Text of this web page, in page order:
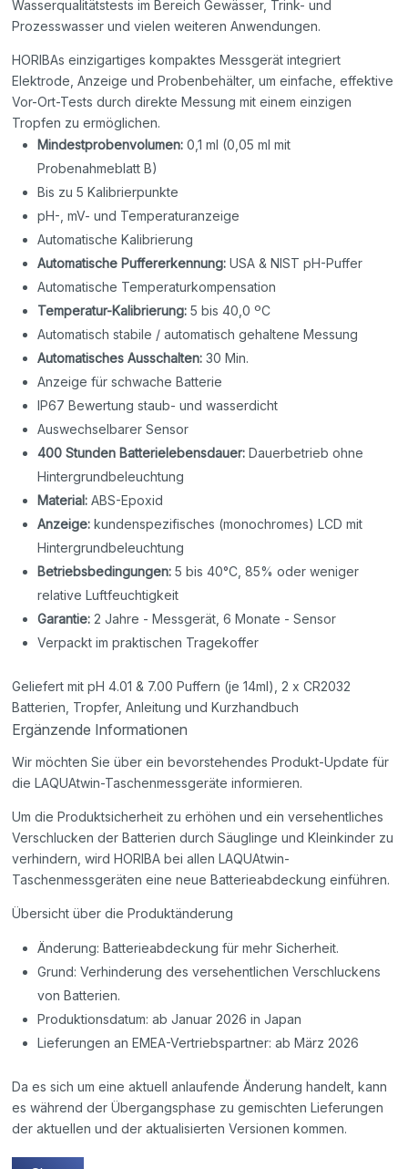
Wasserqualitätstests im Bereich Gewässer, Trink- und
Prozesswasser und vielen weiteren Anwendungen.
HORIBAs einzigartiges kompaktes Messgerät integriert
Elektrode, Anzeige und Probenbehälter, um einfache, effektive
Vor-Ort-Tests durch direkte Messung mit einem einzigen
Tropfen zu ermöglichen.
Mindestprobenvolumen: 0,1 ml (0,05 ml mit
Probenahmeblatt B)
Bis zu 5 Kalibrierpunkte
pH-, mV- und Temperaturanzeige
Automatische Kalibrierung
Automatische Puffererkennung: USA & NIST pH-Puffer
Automatische Temperaturkompensation
Temperatur-Kalibrierung: 5 bis 40,0 ºC
Automatisch stabile / automatisch gehaltene Messung
Automatisches Ausschalten: 30 Min.
Anzeige für schwache Batterie
IP67 Bewertung staub- und wasserdicht
Auswechselbarer Sensor
400 Stunden Batterielebensdauer: Dauerbetrieb ohne
Hintergrundbeleuchtung
Material: ABS-Epoxid
Anzeige: kundenspezifisches (monochromes) LCD mit
Hintergrundbeleuchtung
Betriebsbedingungen: 5 bis 40°C, 85% oder weniger
relative Luftfeuchtigkeit
Garantie: 2 Jahre - Messgerät, 6 Monate - Sensor
Verpackt im praktischen Tragekoffer
Geliefert mit pH 4.01 & 7.00 Puffern (je 14ml), 2 x CR2032
Batterien, Tropfer, Anleitung und Kurzhandbuch
Ergänzende Informationen
Wir möchten Sie über ein bevorstehendes Produkt-Update für
die LAQUAtwin-Taschenmessgeräte informieren.
Um die Produktsicherheit zu erhöhen und ein versehentliches
Verschlucken der Batterien durch Säuglinge und Kleinkinder zu
verhindern, wird HORIBA bei allen LAQUAtwin-
Taschenmessgeräten eine neue Batterieabdeckung einführen.
Übersicht über die Produktänderung
Änderung: Batterieabdeckung für mehr Sicherheit.
Grund: Verhinderung des versehentlichen Verschluckens
von Batterien.
Produktionsdatum: ab Januar 2026 in Japan
Lieferungen an EMEA-Vertriebspartner: ab März 2026
Da es sich um eine aktuell anlaufende Änderung handelt, kann
es während der Übergangsphase zu gemischten Lieferungen
der aktuellen und der aktualisierten Versionen kommen.